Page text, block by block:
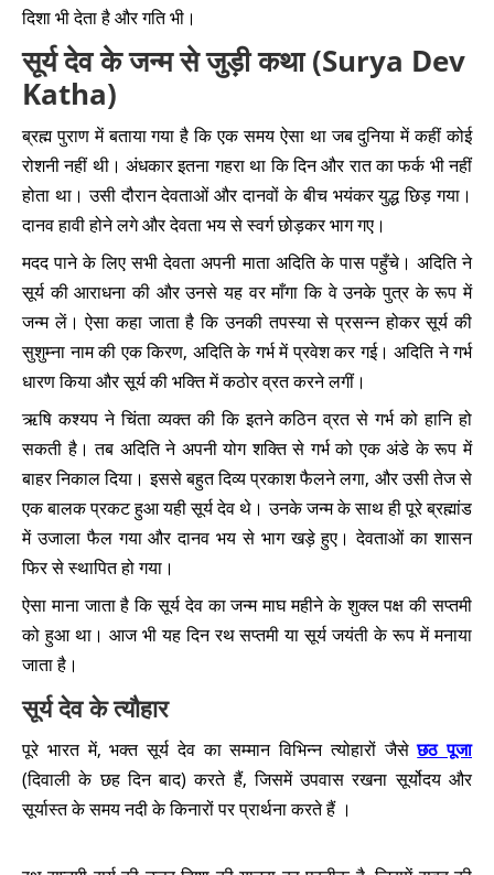
दिशा भी देता है और गति भी।
सूर्य देव के जन्म से जुड़ी कथा (Surya Dev
Katha)
ब्रह्म पुराण में बताया गया है कि एक समय ऐसा था जब दुनिया में कहीं कोई
रोशनी नहीं थी। अंधकार इतना गहरा था कि दिन और रात का फर्क भी नहीं
होता था। उसी दौरान देवताओं और दानवों के बीच भयंकर युद्ध छिड़ गया।
दानव हावी होने लगे और देवता भय से स्वर्ग छोड़कर भाग गए।
मदद पाने के लिए सभी देवता अपनी माता अदिति के पास पहुँचे। अदिति ने
सूर्य की आराधना की और उनसे यह वर माँगा कि वे उनके पुत्र के रूप में
जन्म लें। ऐसा कहा जाता है कि उनकी तपस्या से प्रसन्न होकर सूर्य की
सुशुम्ना नाम की एक किरण, अदिति के गर्भ में प्रवेश कर गई। अदिति ने गर्भ
धारण किया और सूर्य की भक्ति में कठोर व्रत करने लगीं।
ऋषि कश्यप ने चिंता व्यक्त की कि इतने कठिन व्रत से गर्भ को हानि हो
सकती है। तब अदिति ने अपनी योग शक्ति से गर्भ को एक अंडे के रूप में
बाहर निकाल दिया। इससे बहुत दिव्य प्रकाश फैलने लगा, और उसी तेज से
एक बालक प्रकट हुआ यही सूर्य देव थे। उनके जन्म के साथ ही पूरे ब्रह्मांड
में उजाला फैल गया और दानव भय से भाग खड़े हुए। देवताओं का शासन
फिर से स्थापित हो गया।
ऐसा माना जाता है कि सूर्य देव का जन्म माघ महीने के शुक्ल पक्ष की सप्तमी
को हुआ था। आज भी यह दिन रथ सप्तमी या सूर्य जयंती के रूप में मनाया
जाता है।
सूर्य देव के त्यौहार
पूरे भारत में, भक्त सूर्य देव का सम्मान विभिन्न त्योहारों जैसेछठ पूजा
(दिवाली के छह दिन बाद) करते हैं, जिसमें उपवास रखना सूर्योदय और
सूर्यास्त के समय नदी के किनारों पर प्रार्थना करते हैं ।